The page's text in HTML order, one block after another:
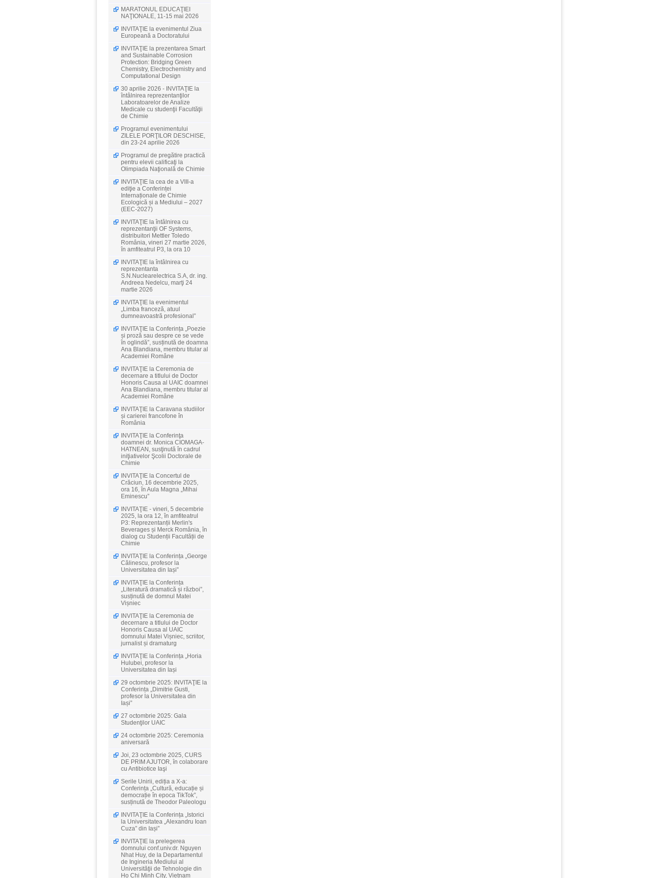
MARATONUL EDUCAŢIEI
NAŢIONALE, 11-15 mai 2026
INVITAŢIE la evenimentul Ziua
Europeană a Doctoratului
INVITAŢIE la prezentarea Smart
and Sustainable Corrosion
Protection: Bridging Green
Chemistry, Electrochemistry and
Computational Design
30 aprilie 2026 - INVITAŢIE la
întâlnirea reprezentanţilor
Laboratoarelor de Analize
Medicale cu studenţii Facultăţii
de Chimie
Programul evenimentului
ZILELE PORŢILOR DESCHISE,
din 23-24 aprilie 2026
Programul de pregătire practică
pentru elevii calificaţi la
Olimpiada Naţională de Chimie
INVITAŢIE la cea de a VIII-a
ediţie a Conferinței
Internaționale de Chimie
Ecologică și a Mediului – 2027
(EEC-2027)
INVITAŢIE la întâlnirea cu
reprezentanţii OF Systems,
distribuitori Mettler Toledo
România, vineri 27 martie 2026,
în amfiteatrul P3, la ora 10
INVITAŢIE la întâlnirea cu
reprezentanta
S.N.Nuclearelectrica S.A, dr. ing.
Andreea Nedelcu, marţi 24
martie 2026
INVITAŢIE la evenimentul
„Limba franceză, atuul
dumneavoastră profesional”
INVITAŢIE la Conferința „Poezie
și proză sau despre ce se vede
în oglindă”, susținută de doamna
Ana Blandiana, membru titular al
Academiei Române
INVITAŢIE la Ceremonia de
decernare a titlului de Doctor
Honoris Causa al UAIC doamnei
Ana Blandiana, membru titular al
Academiei Române
INVITAŢIE la Caravana studiilor
și carierei francofone în
România
INVITAŢIE la Conferinţa
doamnei dr. Monica CIOMAGA-
HATNEAN, susţinută în cadrul
iniţiativelor Şcolii Doctorale de
Chimie
INVITAŢIE la Concertul de
Crăciun, 16 decembrie 2025,
ora 16, în Aula Magna „Mihai
Eminescu”
INVITAŢIE - vineri, 5 decembrie
2025, la ora 12, în amfiteatrul
P3: Reprezentanții Merlin's
Beverages și Merck România, în
dialog cu Studenții Facultății de
Chimie
INVITAŢIE la Conferința „George
Călinescu, profesor la
Universitatea din Iași”
INVITAŢIE la Conferința
„Literatură dramatică și război”,
susținută de domnul Matei
Vișniec
INVITAŢIE la Ceremonia de
decernare a titlului de Doctor
Honoris Causa al UAIC
domnului Matei Vișniec, scriitor,
jurnalist și dramaturg
INVITAŢIE la Conferința „Horia
Hulubei, profesor la
Universitatea din Iași
29 octombrie 2025: INVITAŢIE la
Conferința „Dimitrie Gusti,
profesor la Universitatea din
Iași”
27 octombrie 2025: Gala
Studenţilor UAIC
24 octombrie 2025: Ceremonia
aniversară
Joi, 23 octombrie 2025, CURS
DE PRIM AJUTOR, în colaborare
cu Antibiotice Iaşi
Serile Unirii, ediția a X-a:
Conferința „Cultură, educație și
democrație în epoca TikTok”,
susținută de Theodor Paleologu
INVITAŢIE la Conferința „Istorici
la Universitatea „Alexandru Ioan
Cuza” din Iași”
INVITAŢIE la prelegerea
domnului conf.univ.dr. Nguyen
Nhat Huy, de la Departamentul
de Ingineria Mediului al
Universităţii de Tehnologie din
Ho Chi Minh City, Vietnam